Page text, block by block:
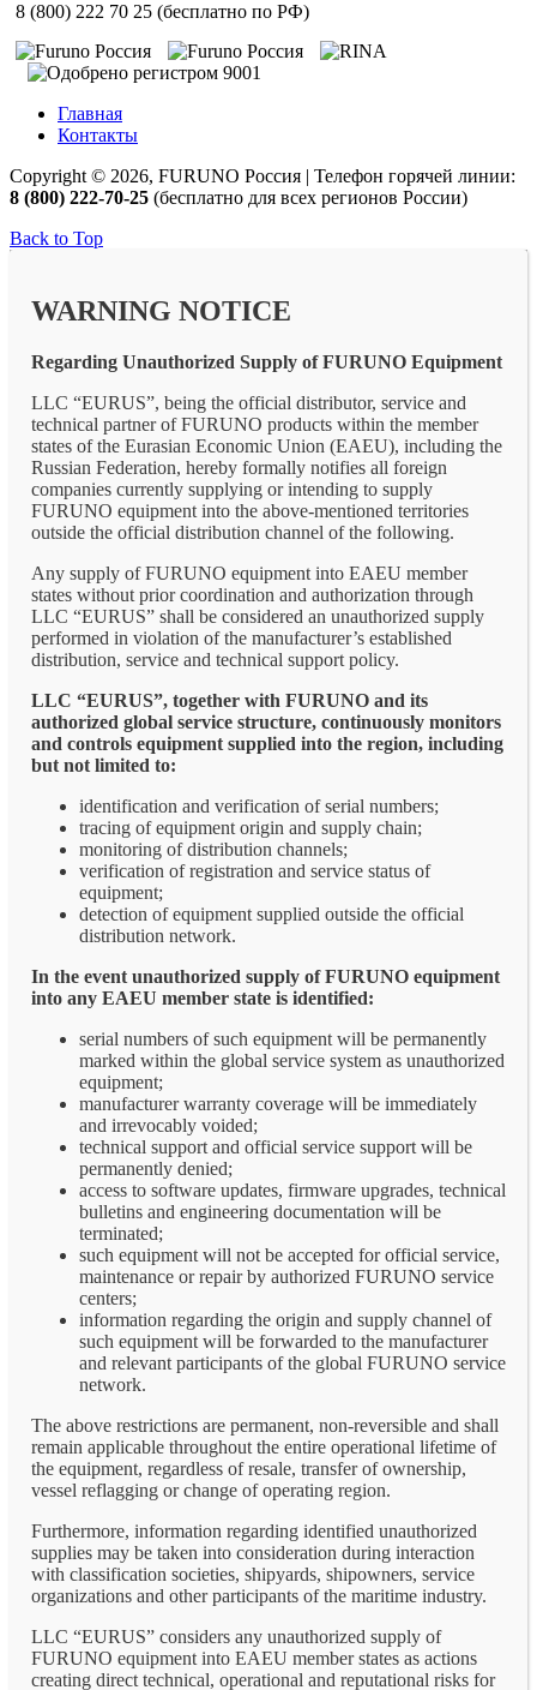
8 (800) 222 70 25 (бесплатно по РФ)
Главная
Контакты
Copyright © 2026, FURUNO Россия | Телефон горячей линии:
8 (800) 222-70-25 (бесплатно для всех регионов России)
Back to Top
WARNING NOTICE
Regarding Unauthorized Supply of FURUNO Equipment
LLC “EURUS”, being the official distributor, service and
technical partner of FURUNO products within the member
states of the Eurasian Economic Union (EAEU), including the
Russian Federation, hereby formally notifies all foreign
companies currently supplying or intending to supply
FURUNO equipment into the above-mentioned territories
outside the official distribution channel of the following.
Any supply of FURUNO equipment into EAEU member
states without prior coordination and authorization through
LLC “EURUS” shall be considered an unauthorized supply
performed in violation of the manufacturer’s established
distribution, service and technical support policy.
LLC “EURUS”, together with FURUNO and its
authorized global service structure, continuously monitors
and controls equipment supplied into the region, including
but not limited to:
identification and verification of serial numbers;
tracing of equipment origin and supply chain;
monitoring of distribution channels;
verification of registration and service status of
equipment;
detection of equipment supplied outside the official
distribution network.
In the event unauthorized supply of FURUNO equipment
into any EAEU member state is identified:
serial numbers of such equipment will be permanently
marked within the global service system as unauthorized
equipment;
manufacturer warranty coverage will be immediately
and irrevocably voided;
technical support and official service support will be
permanently denied;
access to software updates, firmware upgrades, technical
bulletins and engineering documentation will be
terminated;
such equipment will not be accepted for official service,
maintenance or repair by authorized FURUNO service
centers;
information regarding the origin and supply channel of
such equipment will be forwarded to the manufacturer
and relevant participants of the global FURUNO service
network.
The above restrictions are permanent, non-reversible and shall
remain applicable throughout the entire operational lifetime of
the equipment, regardless of resale, transfer of ownership,
vessel reflagging or change of operating region.
Furthermore, information regarding identified unauthorized
supplies may be taken into consideration during interaction
with classification societies, shipyards, shipowners, service
organizations and other participants of the maritime industry.
LLC “EURUS” considers any unauthorized supply of
FURUNO equipment into EAEU member states as actions
creating direct technical, operational and reputational risks for